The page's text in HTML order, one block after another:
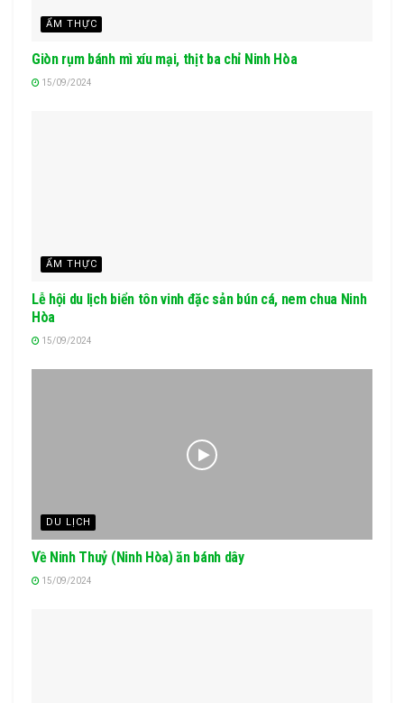
ẨM THỰC
Giòn rụm bánh mì xíu mại, thịt ba chỉ Ninh Hòa
15/09/2024
ẨM THỰC
Lễ hội du lịch biển tôn vinh đặc sản bún cá, nem chua Ninh
Hòa
15/09/2024
DU LỊCH
Về Ninh Thuỷ (Ninh Hòa) ăn bánh dây
15/09/2024